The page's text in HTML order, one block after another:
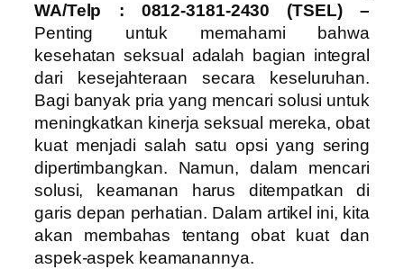
WA/Telp : 0812-3181-2430 (TSEL) –
Penting untuk memahami bahwa
kesehatan seksual adalah bagian integral
dari kesejahteraan secara keseluruhan.
Bagi banyak pria yang mencari solusi untuk
meningkatkan kinerja seksual mereka, obat
kuat menjadi salah satu opsi yang sering
dipertimbangkan. Namun, dalam mencari
solusi, keamanan harus ditempatkan di
garis depan perhatian. Dalam artikel ini, kita
akan membahas tentang obat kuat dan
aspek-aspek keamanannya.